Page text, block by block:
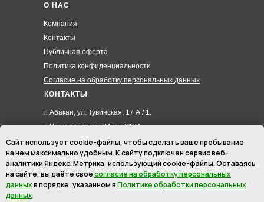
О НАС
Компания
Контакты
Публичная оферта
Политика конфиденциальности
Согласие на обработку персональных данных
КОНТАКТЫ
г. Абакан, ул. Тувинская, 17 А / 1.
г. Черногорск , ул. Мира 012А
8 (3902) 285-171
8 (908) 326-24-00
8 (902) 467-09-70
hmk19@mail.ru
Сайт использует cookie-файлы, чтобы сделать ваше пребывание
на нем максимально удобным. К cайту подключен сервис веб-
аналитики Яндекс. Метрика, использующий cookie-файлы. Оставаясь
на сайте, вы даёте своесогласие на обработку персональных
данныхв порядке, указанном вПолитике обработки персональных
данных